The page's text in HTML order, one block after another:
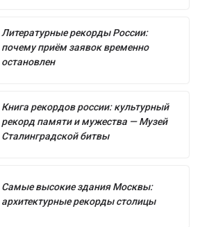
Литературные рекорды России:
почему приём заявок временно
остановлен
Книга рекордов россии: культурный
рекорд памяти и мужества — Музей
Сталинградской битвы
Самые высокие здания Москвы:
архитектурные рекорды столицы